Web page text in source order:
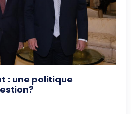
: une politique